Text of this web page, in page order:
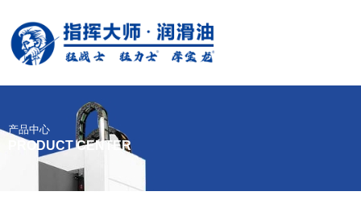
产品中心
PRODUCT CENTER